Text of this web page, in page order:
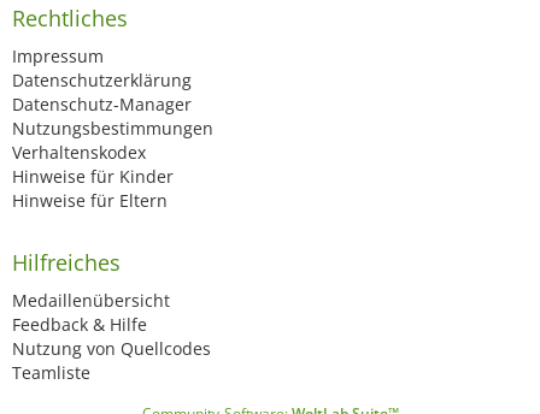
Rechtliches
Impressum
Datenschutzerklärung
Datenschutz-Manager
Nutzungsbestimmungen
Verhaltenskodex
Hinweise für Kinder
Hinweise für Eltern
Hilfreiches
Medaillenübersicht
Feedback & Hilfe
Nutzung von Quellcodes
Teamliste